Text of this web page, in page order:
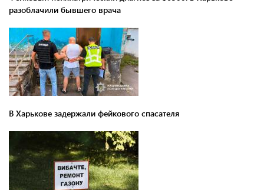
разоблачили бывшего врача
В Харькове задержали фейкового спасателя